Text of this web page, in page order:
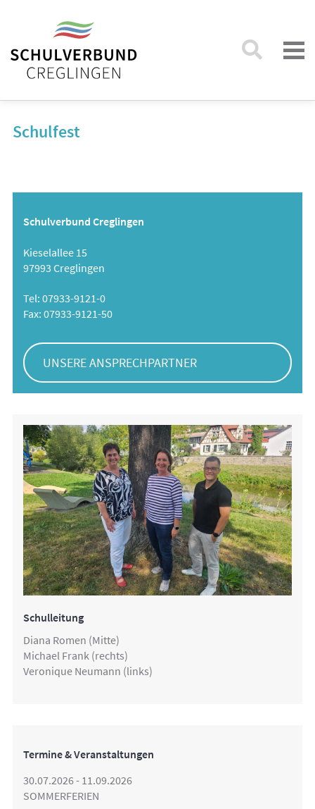
Schulfest
Schulverbund Creglingen
Kieselallee 15
97993 Creglingen
Tel: 07933-9121-0
Fax: 07933-9121-50
UNSERE ANSPRECHPARTNER
Schulleitung
Diana Romen (Mitte)
Michael Frank (rechts)
Veronique Neumann (links)
Termine & Veranstaltungen
30.07.2026 - 11.09.2026
SOMMERFERIEN